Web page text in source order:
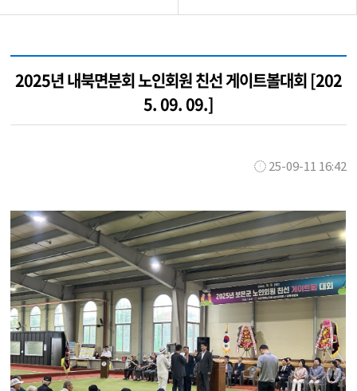
2025년 내북면분회 노인회원 친선 게이트볼대회 [202
5. 09. 09.]
25-09-11 16:42